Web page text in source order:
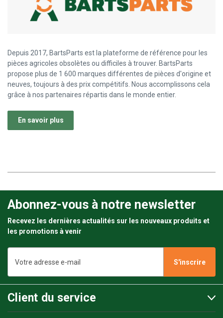
Depuis 2017, BartsParts est la plateforme de référence pour les
pièces agricoles obsolètes ou difficiles à trouver. BartsParts
propose plus de 1 600 marques différentes de pièces d'origine et
neuves, toujours à des prix compétitifs. Nous accomplissons cela
grâce à nos partenaires répartis dans le monde entier.
En savoir plus
Abonnez-vous à notre newsletter
Recevez les dernières actualités sur les nouveaux produits et
les promotions à venir
mail
Client du service